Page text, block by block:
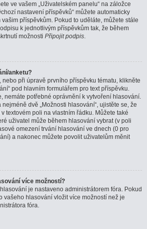
ve vašem „Uživatelském panelu“ na záložce
nastavení příspěvků“ můžete automaticky
příspěvkům. Pokud to uděláte, můžete stále
k jednotlivým příspěvkům tak, že během
možnosti Připojit podpis.
anketu?
nebo při úpravě prvního příspěvku tématu, klikněte
pod hlavním formulářem pro text příspěvku.
nemáte potřebné oprávnění k vytvoření hlasování.
nejméně dvě „Možnosti hlasování“, ujistěte se, že
textovém poli na vlastním řádku. Můžete také
uživatel může během hlasování vybrat (v poli
omezení trvání hlasování ve dnech (0 pro
a nakonec můžete povolit uživatelům měnit
více možností?
je nastaveno administrátorem fóra. Pokud
vašeho hlasování vložit více možností než je
fóra.